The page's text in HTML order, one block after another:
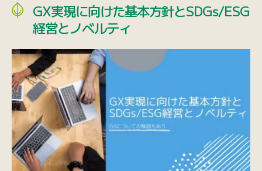
GX実現に向けた基本方針とSDGs/ESG
経営とノベルティ